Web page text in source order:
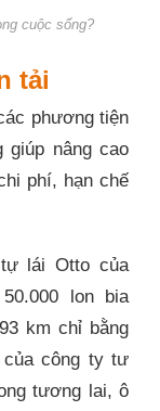
cuộc sống?
tải
phương tiện
nâng cao
phí, hạn chế
lái Otto của
lon bia
km chỉ bằng
công ty tư
tương lai, ô